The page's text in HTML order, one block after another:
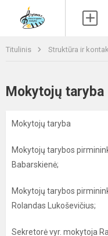
Titulinis Struktūra ir
Mokytojų
Mokytojų taryba
Mokytojų tarybos
Babarskienė;
Mokytojų tarybos
Rolandas Lukoševičius;
Sekretorė vyr. mokytoja